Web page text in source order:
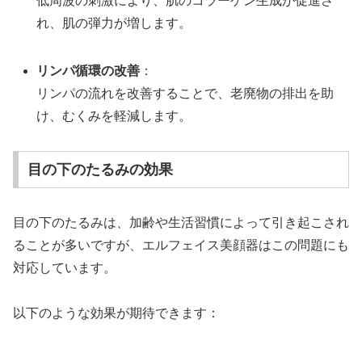
れ、肌の弾力が増します。
リンパ循環の改善 ：
リンパの流れを改善することで、老廃物の排出を助
け、むくみを軽減します。
目の下のたるみの効果
目の下のたるみは、加齢や生活習慣によって引き起こされ
ることが多いですが、エルフェイス美顔器はこの問題にも
対応しています。
以下のような効果が期待できます：